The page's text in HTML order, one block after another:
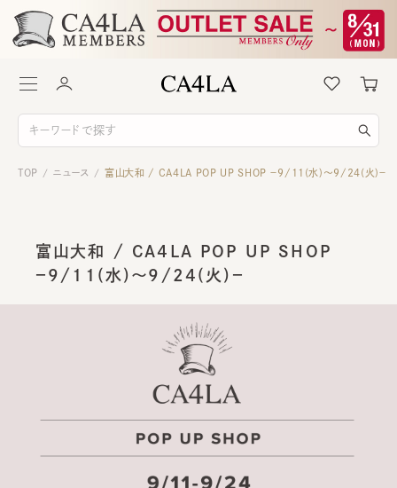
TOP / ニュース / 富山大和 / CA4LA POP UP SHOP －9/11(水)～9/24(火)－
富山大和 / CA4LA POP UP SHOP
－9/11(水)～9/24(火)－